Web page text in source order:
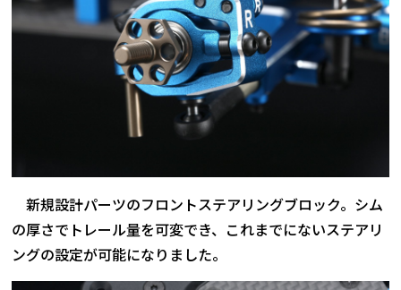
新規設計パーツのフロントステアリングブロック。シム
の厚さでトレール量を可変でき、これまでにないステアリ
ングの設定が可能になりました。